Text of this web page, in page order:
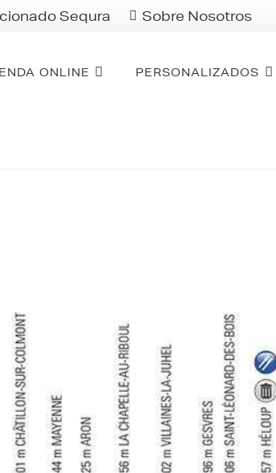
Sequra Sobre Nosotros
ONLINE PERSONALIZADOS